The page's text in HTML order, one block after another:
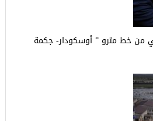
من خط مترو ” أوسكودار- جكمة